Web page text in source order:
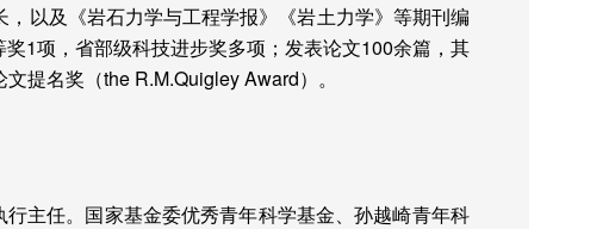
以及《岩石力学与工程学报》《岩土力学》等期刊编
奖1项，省部级科技进步奖多项；发表论文100余篇，其
文提名奖（the R.M.Quigley Award）。
主任。国家基金委优秀青年科学基金、孙越崎青年科